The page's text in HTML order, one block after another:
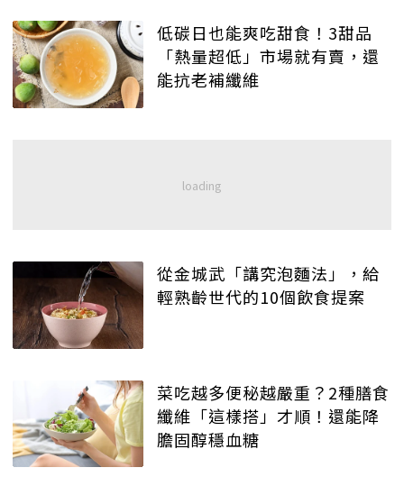
低碳日也能爽吃甜食！3甜品
「熱量超低」市場就有賣，還
能抗老補纖維
從金城武「講究泡麵法」，給
輕熟齡世代的10個飲食提案
菜吃越多便秘越嚴重？2種膳食
纖維「這樣搭」才順！還能降
膽固醇穩血糖